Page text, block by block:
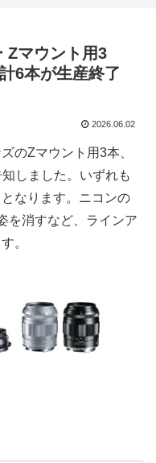
Zマウント用3
6本が生産終了
2026.06.02
のZマウント用3本、
しました。いずれも
なります。ニコンの
を消すなど、ラインア
。